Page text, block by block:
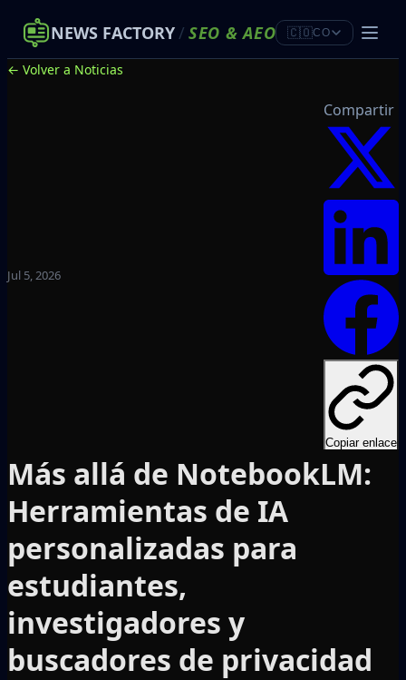
NEWS FACTORY/ SEO &AEO 🇨🇴CO
← Volver a Noticias
Jul 5, 2026
Compartir
Copiar enlace
Más allá de NotebookLM:
Herramientas de IA
personalizadas para
estudiantes,
investigadores y
buscadores de privacidad